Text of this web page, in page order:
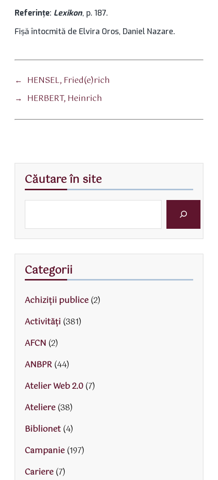
Referinţe: Lexikon, p. 187.
Fișă întocmită de Elvira Oros, Daniel Nazare.
← HENSEL, Fried(e)rich
→ HERBERT, Heinrich
Căutare în site
Categorii
Achiziții publice(2)
Activităţi (381)
AFCN (2)
ANBPR(44)
Atelier Web 2.0(7)
Ateliere(38)
Biblionet(4)
Campanie(197)
Cariere(7)